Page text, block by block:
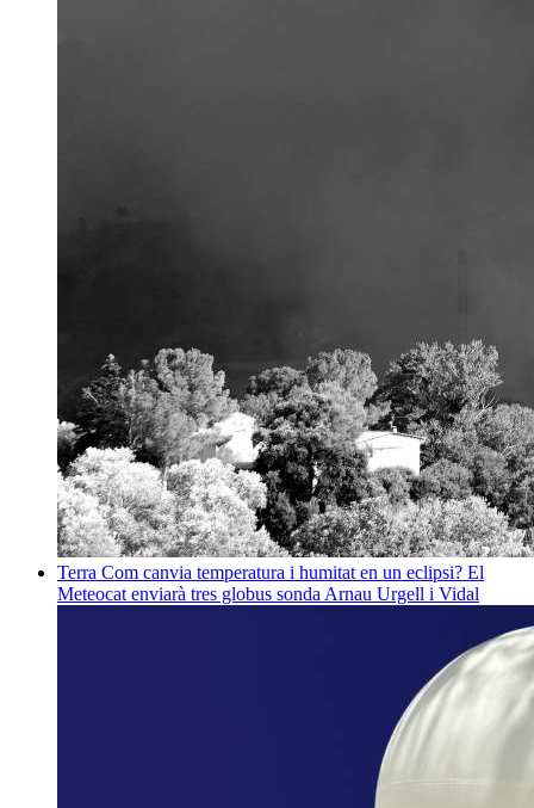
Terra Com canvia temperatura i humitat en un eclipsi? El
Meteocat enviarà tres globus sonda Arnau Urgell i Vidal